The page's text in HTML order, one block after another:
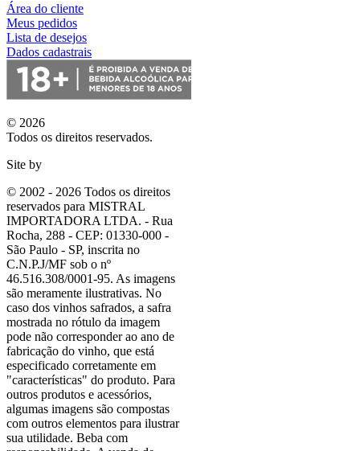
Área do cliente
Meus pedidos
Lista de desejos
Dados cadastrais
© 2026
Todos os direitos reservados.
Site by
© 2002 - 2026 Todos os direitos
reservados para MISTRAL
IMPORTADORA LTDA. - Rua
Rocha, 288 - CEP: 01330-000 -
São Paulo - SP, inscrita no
C.N.P.J/MF sob o nº
46.516.308/0001-95. As imagens
são meramente ilustrativas. No
caso dos vinhos safrados, a safra
mostrada no rótulo da imagem
pode não corresponder ao ano de
fabricação do vinho, que está
especificado corretamente em
"características" do produto. Para
outros produtos e acessórios,
algumas imagens são compostas
com outros elementos para ilustrar
sua utilidade. Beba com